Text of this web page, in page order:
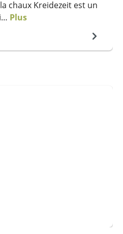
chaux Kreidezeit est un
Plus